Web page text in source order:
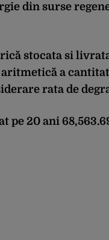
din surse
stocata si livrata
a
rata de
pe 20 ani